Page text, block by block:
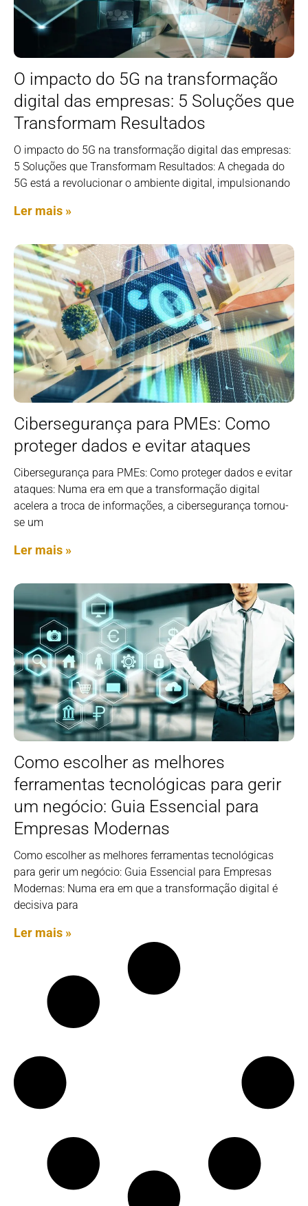
O impacto do 5G na transformação
digital das empresas: 5 Soluções que
Transformam Resultados
O impacto do 5G na transformação digital das empresas:
5 Soluções que Transformam Resultados: A chegada do
5G está a revolucionar o ambiente digital, impulsionando
Ler mais »
Cibersegurança para PMEs: Como
proteger dados e evitar ataques
Cibersegurança para PMEs: Como proteger dados e evitar
ataques: Numa era em que a transformação digital
acelera a troca de informações, a cibersegurança tornou-
se um
Ler mais »
Como escolher as melhores
ferramentas tecnológicas para gerir
um negócio: Guia Essencial para
Empresas Modernas
Como escolher as melhores ferramentas tecnológicas
para gerir um negócio: Guia Essencial para Empresas
Modernas: Numa era em que a transformação digital é
decisiva para
Ler mais »